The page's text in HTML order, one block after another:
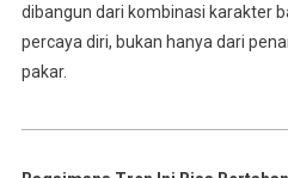
dibangun dari kombinasi karakter
percaya diri, bukan hanya dari
pakar.